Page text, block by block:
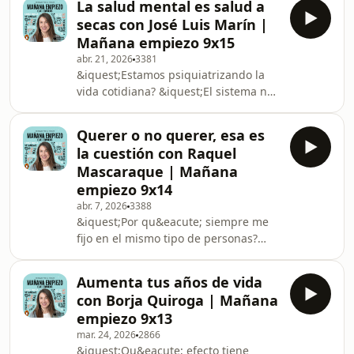
En est
distribuci&oacute;n de los muebles
de una vivienda influye en tu
bienestar emocional?
&iquest;Qu&eacute; diferencia una
casa de un hogar? En este episodio
hablamos con Kike Claver&iacute;a,
arquitecto y especialista en Feng Shui
escritor del libro El poder de c
La salud mental es salud a
secas con José Luis Marín |
Mañana empiezo 9x15
abr. 21, 20263381
&iquest;Estamos psiquiatrizando la
vida cotidiana? &iquest;El sistema nos
hoy son m&aacute;s infelices porque
tienen expectativas que jam&aacute;s
podr&aacute;n cumplir? En definitiva:
&iquest;y si el problema no fueras
t&uacute;? En este episodio, nos visita
Jos&eacute; Luis Mar&iacute;n, doctor
en psiquiatr&iacute;a y psicoterap
Querer o no querer, esa es
la cuestión con Raquel
Mascaraque | Mañana
empiezo 9x14
abr. 7, 20263388
&iquest;Por qu&eacute; siempre me
fijo en el mismo tipo de personas?
por qu&eacute; el enamoramiento me
nubla tanto? Nos ense&ntilde;aron a
confundir amor con obsesi&oacute;n.
A cuidar sin pedir, a aguantar para no
Aumenta tus años de vida
con Borja Quiroga | Mañana
empiezo 9x13
mar. 24, 20262866
&iquest;Qu&eacute; efecto tiene